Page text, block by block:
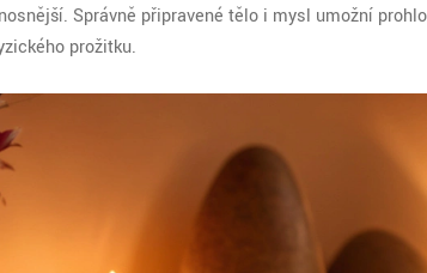
Správně připravené tělo i mysl umožní
prožitku.